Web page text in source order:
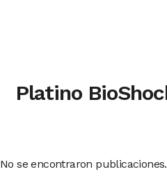
Platino
No se encontraron publicaciones.